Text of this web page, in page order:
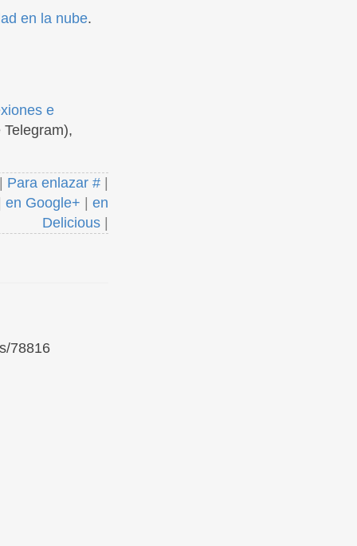
en la nube.
e
Telegram),
Para enlazar #
en Google+
en
Delicious
78816